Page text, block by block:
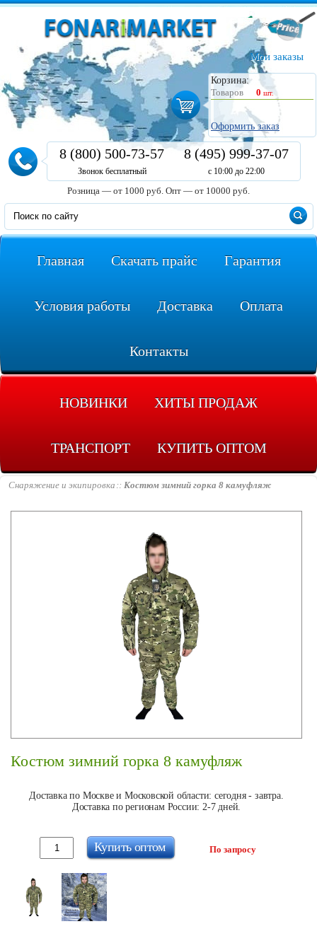
Мои заказы
Корзина:
Товаров
0 шт.
Оформить заказ
8 (800) 500-73-57
Звонок бесплатный
8 (495) 999-37-07
с 10:00 до 22:00
Розница — от 1000 руб. Опт — от 10000 руб.
Главная Скачать прайс Гарантия
Условия работы Доставка Оплата
Контакты
НОВИНКИ ХИТЫ ПРОДАЖ
ТРАНСПОРТ КУПИТЬ ОПТОМ
Снаряжение и экипировка Костюм зимний горка 8 камуфляж
Костюм зимний горка 8 камуфляж
Доставка по Москве и Московской области: сегодня - завтра.
Доставка по регионам России: 2-7 дней.
По запросу
Купить оптом